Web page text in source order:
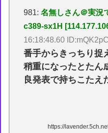
981:名無しさん＠実況
c389-sx1H
16:18:48.60
番手からきっちり捉
稍重になったとたん
良発表で持ちこたえ
https://